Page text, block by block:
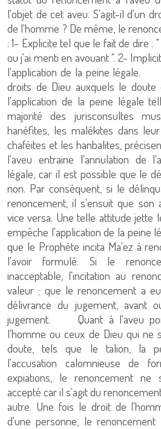
l'objet de cet aveu. S'agit-il d'un
de l'homme ? De même, le
: 1- Explicite tel que le fait de dire :
ou j'ai menti en avouant ". 2-
l'application de la peine légale.
droits de Dieu auxquels le doute
l'application de la peine légale
majorité des jurisconsultes
hanéfites, les malékites dans
chaféites et les hanbalites,
l'aveu entraine l'annulation de
légale, car il est possible que le
non. Par conséquent, si le
renoncement, il s'ensuit que son
vice versa. Une telle attitude jette
empêche l'application de la
que le Prophète incita Ma'ez à
l'avoir formulé. Si le
inacceptable, l'incitation au
valeur ; que le renoncement a
délivrance du jugement, avant
jugement. Quant à l'aveu
l'homme ou ceux de Dieu qui ne
doute, tels que le talion, la
l'accusation calomnieuse de
expiations, le renoncement ne
accepté car il s'agit du
autre. Une fois le droit de
d'une personne, le